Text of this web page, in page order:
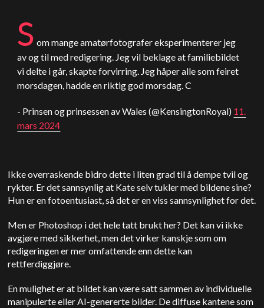
S om mange amatørfotografer eksperimenterer jeg
av og til med redigering. Jeg vil beklage at familiebildet
vi delte i går, skapte forvirring. Jeg håper alle som feiret
morsdagen, hadde en riktig god morsdag. C
- Prinsen og prinsessen av Wales (@KensingtonRoyal) 11.
mars 2024
Ikke overraskende bidro dette i liten grad til å dempe tvil og
rykter. Er det sannsynlig at Kate selv tukler med bildene sine?
Hun er en fotoentusiast, så det er en viss sannsynlighet for det.
Men er Photoshop i det hele tatt brukt her? Det kan vi ikke
avgjøre med sikkerhet, men det virker kanskje som om
redigeringen er mer omfattende enn dette kan
rettferdiggjøre.
En mulighet er at bildet kan være satt sammen av individuelle
manipulerte eller AI-genererte bilder. De diffuse kantene som